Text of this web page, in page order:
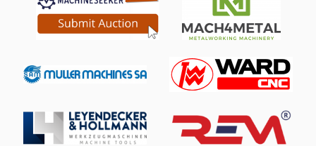
Алатка За Изработка На Прозорец
Гас Режач
Длабоко Товарено Приколка M Преклопување Auffahrr